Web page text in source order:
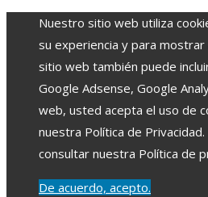
Nuestro sitio web utiliza
su experiencia y para
sitio web también puede
Google Adsense, Google
web, usted acepta el uso de
nuestra Política de
consultar nuestra Política de
De acuerdo, acepto.